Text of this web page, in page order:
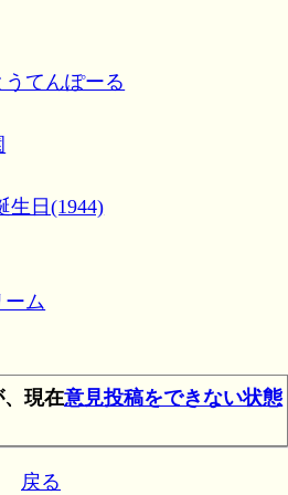
てんぽーる
生日(1944)
ーム
、現在意見投稿をできない状態
戻る